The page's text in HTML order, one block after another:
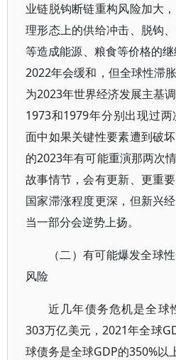
业链脱钩断链重构风险加大
理形态上的供给冲击、脱钩
等造成能源、粮食等价格的
2022年会缓和，但全球性滞
为2023年世界经济发展主基
1973和1979年分别出现过
面中如果关键性要素遭到破
的2023年有可能重演那两次
故事情节，会有更新、更重
国家滞涨程度更深，但新兴
当一部分会逆势上扬。
（二）有可能爆发全球
风险
近几年债务危机是全球
303万亿美元，2021年全球
球债务是全球GDP的350%以